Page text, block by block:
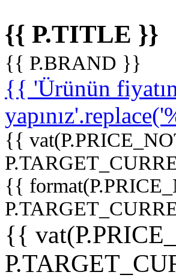
{{ P.TITLE }}
{{ P.BRAND }}
{{ 'Ürünün
{{
{{
{{